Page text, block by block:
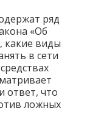
ряд
«Об
какие виды
в сети
ответ, что
ложных